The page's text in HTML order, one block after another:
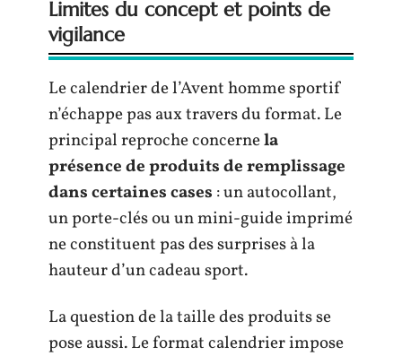
Limites du concept et points de
vigilance
Le calendrier de l’Avent homme sportif
n’échappe pas aux travers du format. Le
principal reproche concernela
présence de produits de remplissage
dans certaines cases : un autocollant,
un porte-clés ou un mini-guide imprimé
ne constituent pas des surprises à la
hauteur d’un cadeau sport.
La question de la taille des produits se
pose aussi. Le format calendrier impose